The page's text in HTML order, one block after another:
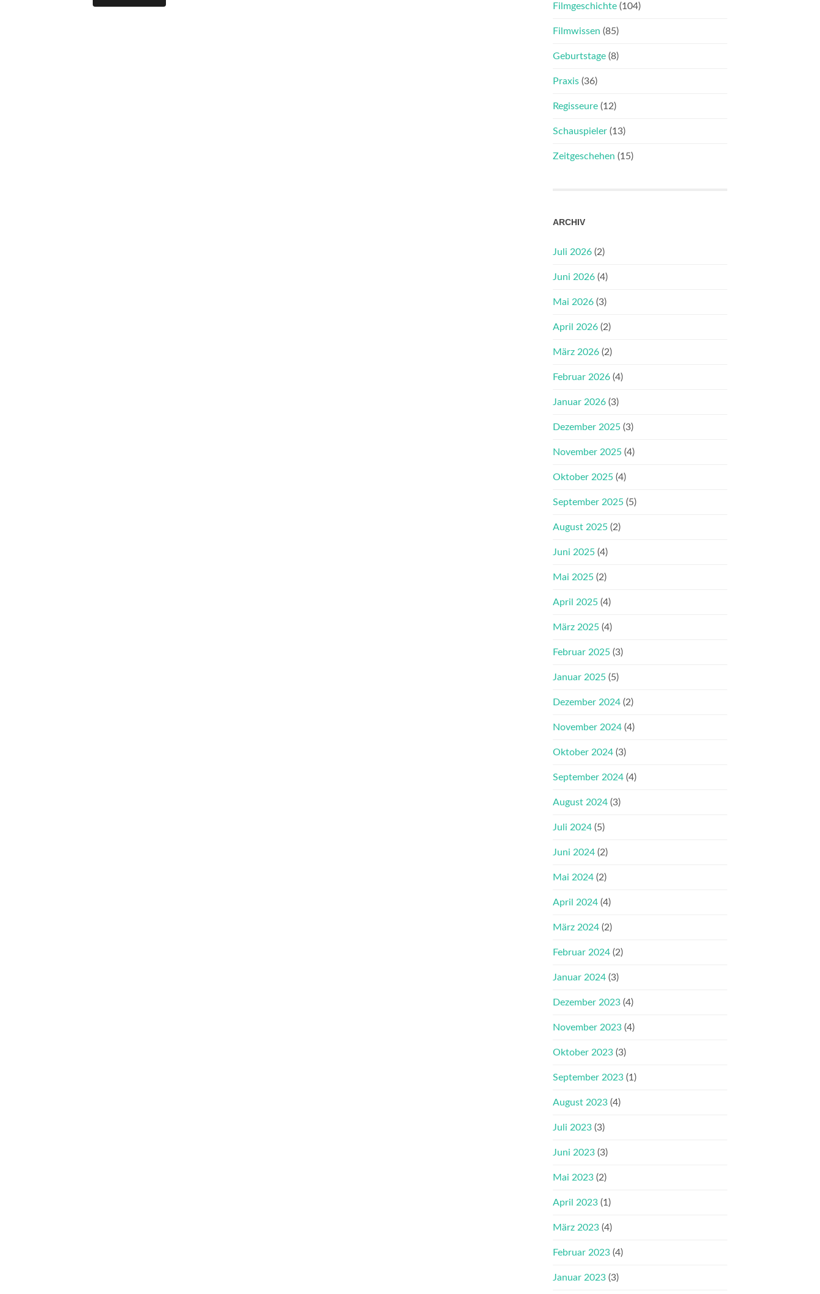
Filmgeschichte (104)
Filmwissen (85)
Geburtstage (8)
Praxis (36)
Regisseure (12)
Schauspieler (13)
Zeitgeschehen (15)
ARCHIV
Juli 2026 (2)
Juni 2026 (4)
Mai 2026 (3)
April 2026 (2)
März 2026 (2)
Februar 2026 (4)
Januar 2026 (3)
Dezember 2025 (3)
November 2025 (4)
Oktober 2025 (4)
September 2025 (5)
August 2025 (2)
Juni 2025 (4)
Mai 2025 (2)
April 2025 (4)
März 2025 (4)
Februar 2025 (3)
Januar 2025 (5)
Dezember 2024 (2)
November 2024 (4)
Oktober 2024 (3)
September 2024 (4)
August 2024 (3)
Juli 2024 (5)
Juni 2024 (2)
Mai 2024 (2)
April 2024 (4)
März 2024 (2)
Februar 2024 (2)
Januar 2024 (3)
Dezember 2023 (4)
November 2023 (4)
Oktober 2023 (3)
September 2023 (1)
August 2023 (4)
Juli 2023 (3)
Juni 2023 (3)
Mai 2023 (2)
April 2023 (1)
März 2023 (4)
Februar 2023 (4)
Januar 2023 (3)